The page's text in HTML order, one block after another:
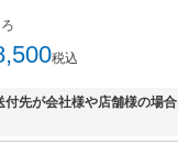
税込
付先が会社様や店舗様の場